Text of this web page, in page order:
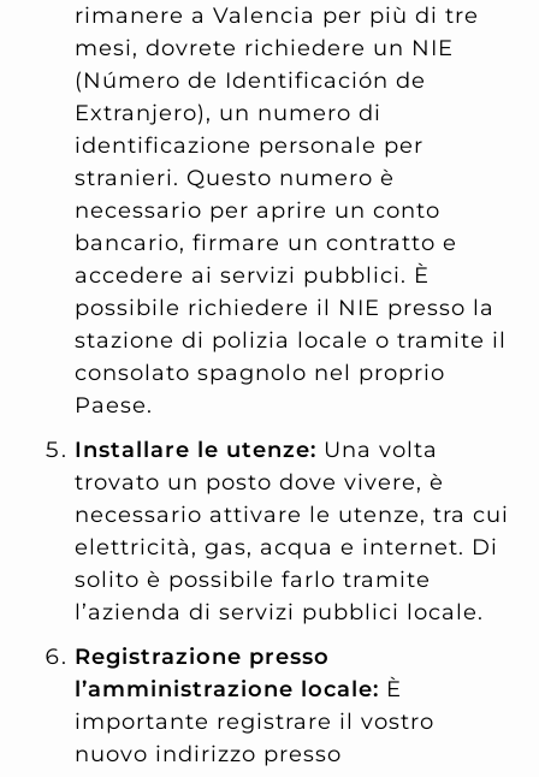
rimanere a Valencia per più di tre
mesi, dovrete richiedere un NIE
(Número de Identificación de
Extranjero), un numero di
identificazione personale per
stranieri. Questo numero è
necessario per aprire un conto
bancario, firmare un contratto e
accedere ai servizi pubblici. È
possibile richiedere il NIE presso la
stazione di polizia locale o tramite il
consolato spagnolo nel proprio
Paese.
Installare le utenze: Una volta
trovato un posto dove vivere, è
necessario attivare le utenze, tra cui
elettricità, gas, acqua e internet. Di
solito è possibile farlo tramite
l’azienda di servizi pubblici locale.
Registrazione presso
l’amministrazione locale: È
importante registrare il vostro
nuovo indirizzo presso